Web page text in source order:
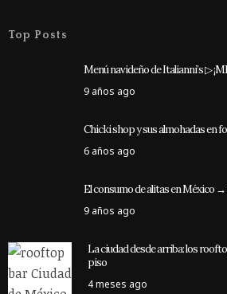
Top Posts
Menú navideño de Italianni’s ▷
9 años ago
Chicki shop y sus almohadas en
6 años ago
El consumo de alitas en México
9 años ago
La ciudad desde arriba: los
piso
4 meses ago